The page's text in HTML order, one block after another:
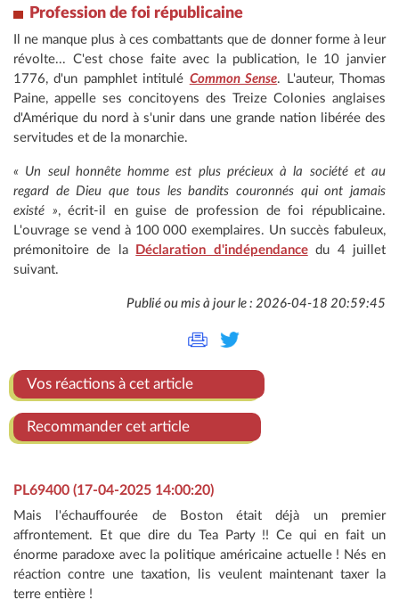
Profession de foi républicaine
Il ne manque plus à ces combattants que de donner forme à leur
révolte... C'est chose faite avec la publication, le 10 janvier
1776, d'un pamphlet intitulé Common Sense. L'auteur, Thomas
Paine, appelle ses concitoyens des Treize Colonies anglaises
d'Amérique du nord à s'unir dans une grande nation libérée des
servitudes et de la monarchie.
« Un seul honnête homme est plus précieux à la société et au
regard de Dieu que tous les bandits couronnés qui ont jamais
existé », écrit-il en guise de profession de foi républicaine.
L'ouvrage se vend à 100 000 exemplaires. Un succès fabuleux,
prémonitoire de la
Déclaration d'indépendancedu 4 juillet
suivant.
Publié ou mis à jour le : 2026-04-18 20:59:45
Vos réactions à cet article
Recommander cet article
PL69400 (17-04-2025 14:00:20)
Mais l'échauffourée de Boston était déjà un premier
affrontement. Et que dire du Tea Party !! Ce qui en fait un
énorme paradoxe avec la politique américaine actuelle ! Nés en
réaction contre une taxation, lis veulent maintenant taxer la
terre entière !